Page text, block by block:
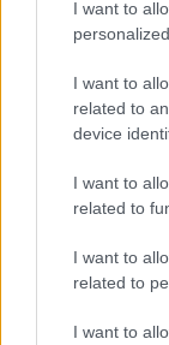
I want to
I want to
related to
device
I want to
related to
I want to
related to
I want to
A francia
kiadott
már